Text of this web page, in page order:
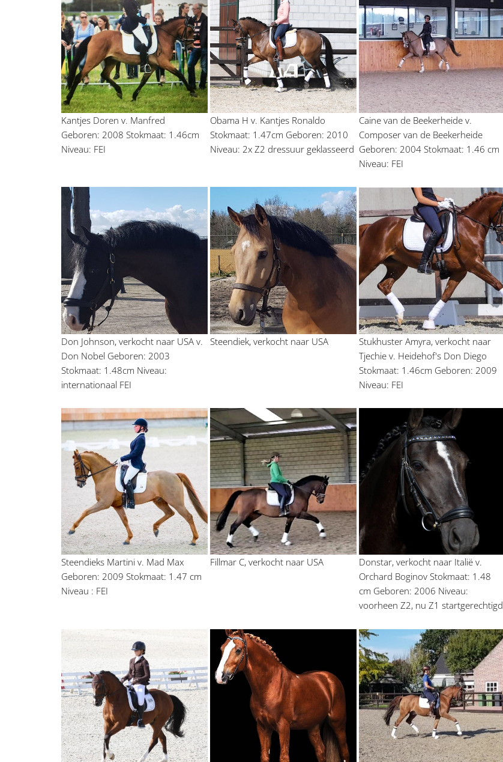
Kantjes Doren v. Manfred
Geboren: 2008 Stokmaat: 1.46cm
Niveau: FEI
Obama H v. Kantjes Ronaldo
Stokmaat: 1.47cm Geboren: 2010
Niveau: 2x Z2 dressuur geklasseerd
Caine van de Beekerheide v.
Composer van de Beekerheide
Geboren: 2004 Stokmaat: 1.46 cm
Niveau: FEI
Don Johnson, verkocht naar USA v.
Don Nobel Geboren: 2003
Stokmaat: 1.48cm Niveau:
internationaal FEI
Steendiek, verkocht naar USA
Stukhuster Amyra, verkocht naar
Tjechie v. Heidehof's Don Diego
Stokmaat: 1.46cm Geboren: 2009
Niveau: FEI
Steendieks Martini v. Mad Max
Geboren: 2009 Stokmaat: 1.47 cm
Niveau : FEI
Fillmar C, verkocht naar USA
Donstar, verkocht naar Italië v.
Orchard Boginov Stokmaat: 1.48
cm Geboren: 2006 Niveau:
voorheen Z2, nu Z1 startgerechtigd